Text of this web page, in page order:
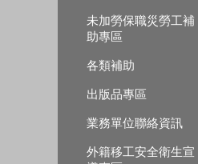
未加勞保職災勞工補
助專區
各類補助
出版品專區
業務單位聯絡資訊
外籍移工安全衛生宣